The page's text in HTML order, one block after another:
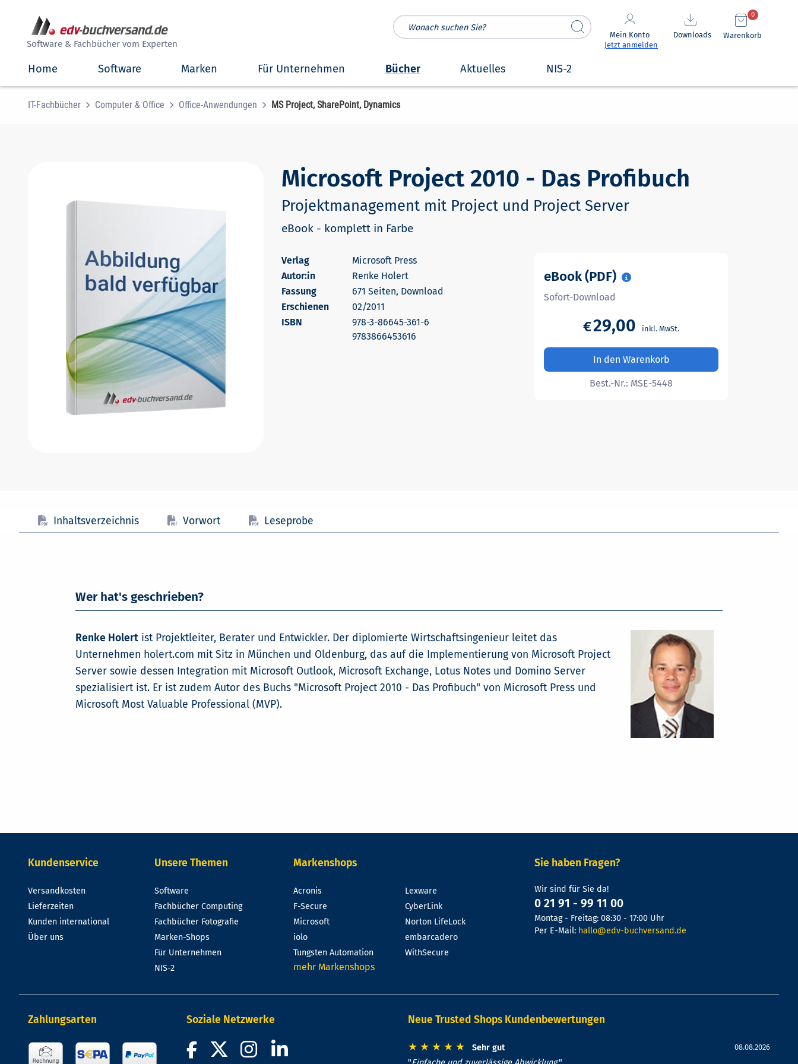
Software & Fachbücher vom Experten
Mein Konto
Jetzt anmelden
Downloads Warenkorb
0
Home Software Marken Für Unternehmen Bücher Aktuelles NIS-2
IT-Fachbücher Computer & Office Office-Anwendungen MS Project, SharePoint, Dynamics
Microsoft Project 2010 - Das Profibuch
Projektmanagement mit Project und Project Server
eBook - komplett in Farbe
Microsoft Press
Autor:in
Renke Holert
671 Seiten, Download
Erschienen
02/2011
978-3-86645-361-6
9783866453616
eBook (PDF)
Sofort-Download
€29,00
In den Warenkorb
Best.-Nr.: MSE-5448
Inhaltsverzeichnis Vorwort Leseprobe
Wer hat's geschrieben?
Renke Holertist Projektleiter, Berater und Entwickler. Der diplomierte Wirtschaftsingenieur leitet das
Unternehmen holert.com mit Sitz in München und Oldenburg, das auf die Implementierung von Microsoft Project
Server sowie dessen Integration mit Microsoft Outlook, Microsoft Exchange, Lotus Notes und Domino Server
spezialisiert ist. Er ist zudem Autor des Buchs "Microsoft Project 2010 - Das Profibuch" von Microsoft Press und
Microsoft Most Valuable Professional (MVP).
Kundenservice
Versandkosten
Lieferzeiten
Kunden international
Über uns
Unsere Themen
Software
Fachbücher Computing
Fachbücher Fotografie
Marken-Shops
Für Unternehmen
NIS-2
Markenshops
Acronis
F-Secure
Microsoft
iolo
Tungsten Automation
Lexware
CyberLink
Norton LifeLock
embarcadero
WithSecure
mehr Markenshops
Sie haben Fragen?
Wir sind für Sie da!
0 21 91 - 99 11 00
Montag - Freitag: 08:30 - 17:00 Uhr
Per E-Mail: hallo@edv-buchversand.de
Zahlungsarten Soziale Netzwerke Neue Trusted Shops Kundenbewertungen
★ ★ ★ ★ ★ Sehr gut 08.08.2026